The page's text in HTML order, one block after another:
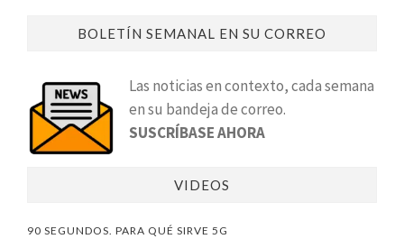
BOLETÍN SEMANAL EN SU CORREO
Las noticias en contexto, cada semana
en su bandeja de correo.
SUSCRÍBASE AHORA
VIDEOS
90 SEGUNDOS. PARA QUÉ SIRVE 5G